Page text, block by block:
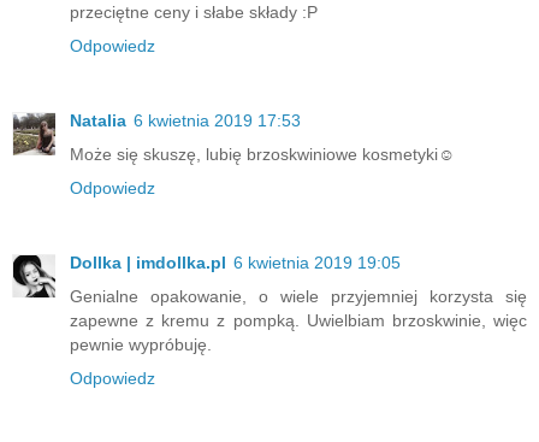
przeciętne ceny i słabe składy :P
Odpowiedz
Natalia 6 kwietnia 2019 17:53
Może się skuszę, lubię brzoskwiniowe kosmetyki☺
Odpowiedz
Dollka | imdollka.pl 6 kwietnia 2019 19:05
Genialne opakowanie, o wiele przyjemniej korzysta się
zapewne z kremu z pompką. Uwielbiam brzoskwinie, więc
pewnie wypróbuję.
Odpowiedz